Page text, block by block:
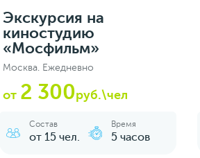
Экскурсия на
киностудию
«Мосфильм»
Москва. Ежедневно
от 2 300руб.\чел
Состав
от 15 чел.
Время
5 часов